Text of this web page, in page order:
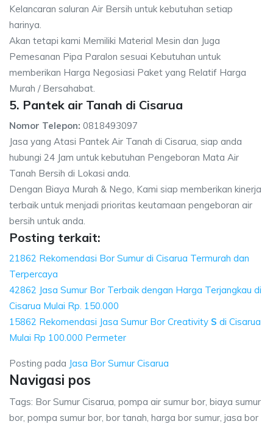
Kelancaran saluran Air Bersih untuk kebutuhan setiap
harinya.
Akan tetapi kami Memiliki Material Mesin dan Juga
Pemesanan Pipa Paralon sesuai Kebutuhan untuk
memberikan Harga Negosiasi Paket yang Relatif Harga
Murah / Bersahabat.
5. Pantek air Tanah di Cisarua
Nomor Telepon: 0818493097
Jasa yang Atasi Pantek Air Tanah di Cisarua, siap anda
hubungi 24 Jam untuk kebutuhan Pengeboran Mata Air
Tanah Bersih di Lokasi anda.
Dengan Biaya Murah & Nego, Kami siap memberikan kinerja
terbaik untuk menjadi prioritas keutamaan pengeboran air
bersih untuk anda.
Posting terkait:
21862 Rekomendasi Bor Sumur di Cisarua Termurah dan
Terpercaya
42862 Jasa Sumur Bor Terbaik dengan Harga Terjangkau di
Cisarua Mulai Rp. 150.000
15862 Rekomendasi Jasa Sumur Bor Creativity S di Cisarua
Mulai Rp 100.000 Permeter
Posting pada Jasa Bor Sumur Cisarua
Navigasi pos
Tags: Bor Sumur Cisarua, pompa air sumur bor, biaya sumur
bor, pompa sumur bor, bor tanah, harga bor sumur, jasa bor